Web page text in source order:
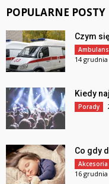
POPULARNE POSTY
Czym
14 grudnia
Kiedy
Porady
Co gdy
16 grudnia